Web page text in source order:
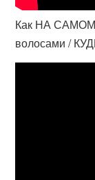
Как НА САМОМ
волосами /